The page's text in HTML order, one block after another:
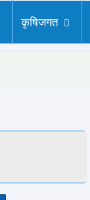
कृषिजगत